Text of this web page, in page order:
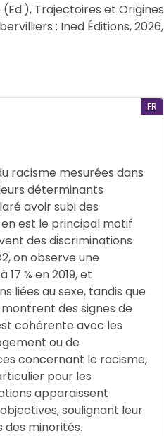
Trajectoires et Origines
: Ined Éditions, 2026,
FR
racisme mesurées dans
déterminants
avoir subi des
en est le principal motif
des discriminations
on observe une
% en 2019, et
liées au sexe, tandis que
des signes de
cohérente avec les
ou de
concernant le racisme,
pour les
apparaissent
soulignant leur
minorités.